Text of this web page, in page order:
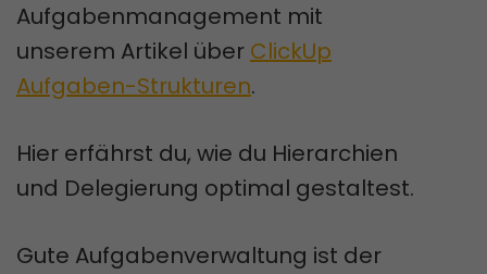
Aufgabenmanagement mit
unserem Artikel über ClickUp
Aufgaben-Strukturen.
Hier erfährst du, wie du Hierarchien
und Delegierung optimal gestaltest.
Gute Aufgabenverwaltung ist der